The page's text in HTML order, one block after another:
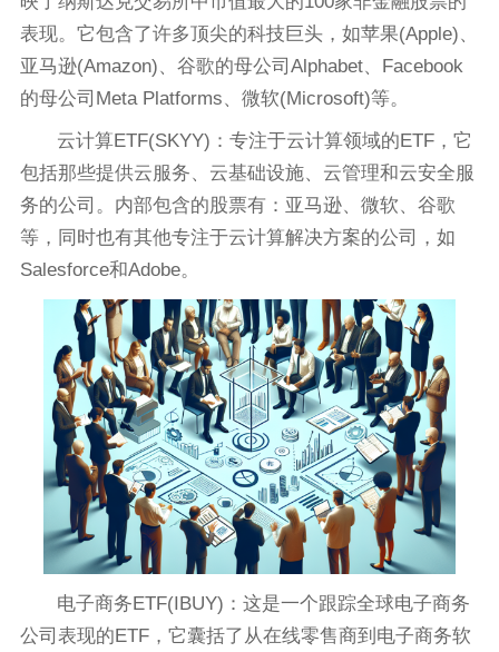
表现。它包含了许多顶尖的科技巨头，如苹果(Apple)、
亚马逊(Amazon)、谷歌的母公司Alphabet、Facebook
的母公司Meta Platforms、微软(Microsoft)等。
云计算ETF(SKYY)：专注于云计算领域的ETF，它
包括那些提供云服务、云基础设施、云管理和云安全服
务的公司。内部包含的股票有：亚马逊、微软、谷歌
等，同时也有其他专注于云计算解决方案的公司，如
Salesforce和Adobe。
电子商务ETF(IBUY)：这是一个跟踪全球电子商务
公司表现的ETF，它囊括了从在线零售商到电子商务软